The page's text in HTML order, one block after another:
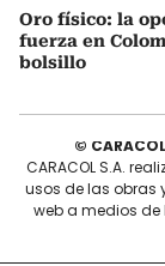
Oro físico: la
fuerza en
bolsillo
©
CARACOL S.A.
usos de las obras
web a medios